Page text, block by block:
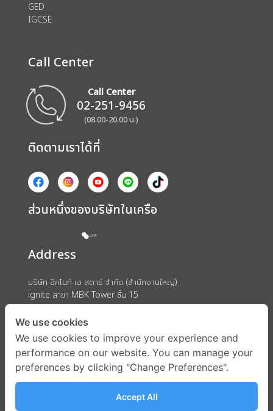
GED
IGCSE
Call Center
Call Center
02-251-9456
(08.00-20.00 น.)
ติดตามเราได้ที่
ส่วนหนึ่งของบริษัทในเครือ
Address
บริษัท อิกไนท์ เอ สตาร์ จำกัด (สำนักงานใหญ่)
ignite สาขา MBK Tower ชั้น 15
ถนนพญาไท แขวงวังใหม่ เขตปทุมวัน กรุงเทพมหานคร 10330
We use cookies
We use cookies to improve your experience and
performance on our website. You can manage your
preferences by clicking "Change Preferences".
Accept All